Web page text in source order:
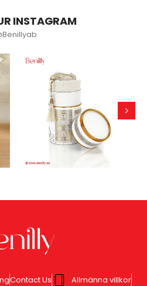
INSTAGRAM
Contact Us
Allmänna villkor